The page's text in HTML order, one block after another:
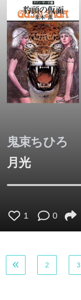
鬼束ちひろ
月光
1 0
2 3